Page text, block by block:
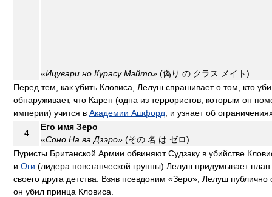
«Ицувари но Курасу Мэйто» (偽り の クラス メイト)
Перед тем, как убить Кловиса, Лелуш спрашивает о том, кто
обнаруживает, что Карен (одна из террористов, которым он
империи) учится в Академии Ашфорд , и узнает об
4
Его имя Зеро
«Соно На ва Дзэро» (その 名 は ゼロ)
Пуристы Британской Армии обвиняют Судзаку в убийстве
и Оги (лидера повстанческой группы) Лелуш придумывает план
своего друга детства. Взяв псевдоним «Зеро», Лелуш публично
он убил принца Кловиса.